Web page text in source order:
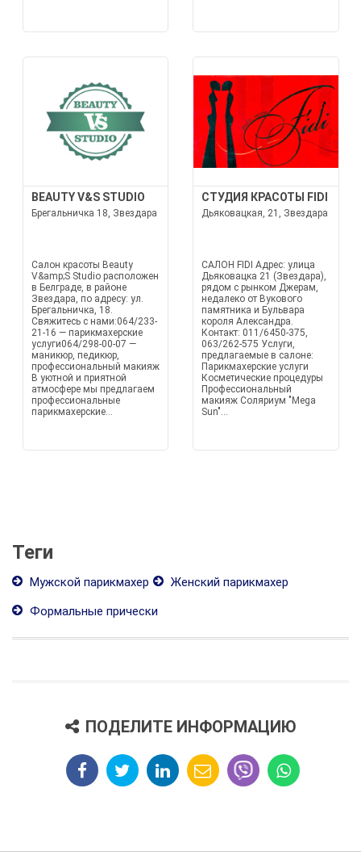
BEAUTY V&S STUDIO
Брегальничка 18, Звездара
Салон красоты Beauty
V&amp;S Studio расположен
в Белграде, в районе
Звездара, по адресу: ул.
Брегальничка, 18.
Свяжитесь с нами:064/233-
21-16 — парикмахерские
услуги064/298-00-07 —
маникюр, педикюр,
профессиональный макияж
В уютной и приятной
атмосфере мы предлагаем
профессиональные
парикмахерские...
СТУДИЯ КРАСОТЫ FIDI
Дьяковацкая, 21, Звездара
САЛОН FIDI Адрес: улица
Дьяковацка 21 (Звездара),
рядом с рынком Джерам,
недалеко от Вукового
памятника и Бульвара
короля Александра.
Контакт: 011/6450-375,
063/262-575 Услуги,
предлагаемые в салоне:
Парикмахерские услуги
Косметические процедуры
Профессиональный
макияж Соляриум "Mega
Sun"...
Теги
Мужской парикмахер
Женский парикмахер
Формальные прически
ПОДЕЛИТЕ ИНФОРМАЦИЮ